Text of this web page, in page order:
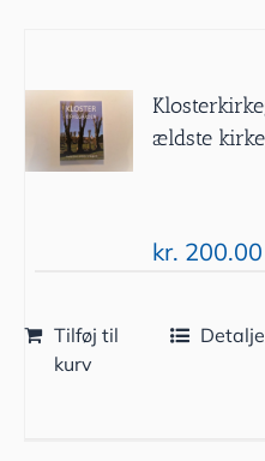
ældste
kr. 200.00
Tilføj til
kurv